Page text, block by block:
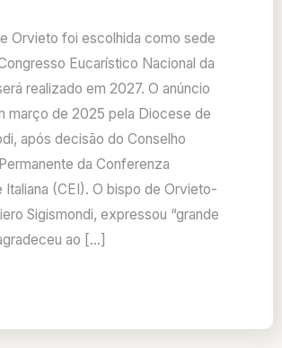
Orvieto foi escolhida como sede
Eucarístico Nacional da
realizado em 2027. O anúncio
março de 2025 pela Diocese de
após decisão do Conselho
da Conferenza
Italiana (CEI). O bispo de Orvieto-
Sigismondi, expressou “grande
ao […]